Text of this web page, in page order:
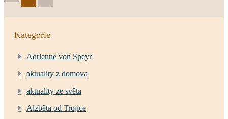
Kategorie
Adrienne von Speyr
aktuality z domova
aktuality ze světa
Alžběta od Trojice